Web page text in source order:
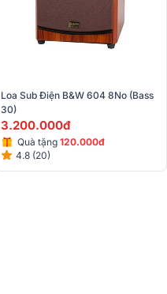
Loa Sub Điện B&W 604 8No (Bass
30)
3.200.000đ
Quà tặng 120.000đ
4.8 (20)